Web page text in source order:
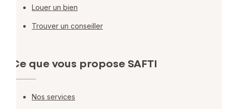
Louer un bien
Trouver un conseiller
Ce que vous propose SAFTI
Nos services